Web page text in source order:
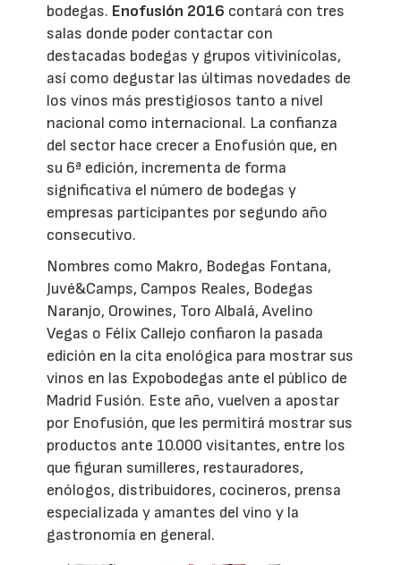
bodegas. Enofusión 2016 contará con tres
salas donde poder contactar con
destacadas bodegas y grupos vitivinícolas,
así como degustar las últimas novedades de
los vinos más prestigiosos tanto a nivel
nacional como internacional. La confianza
del sector hace crecer a Enofusión que, en
su 6ª edición, incrementa de forma
significativa el número de bodegas y
empresas participantes por segundo año
consecutivo.
Nombres como Makro, Bodegas Fontana,
Juvé&Camps, Campos Reales, Bodegas
Naranjo, Orowines, Toro Albalá, Avelino
Vegas o Félix Callejo confiaron la pasada
edición en la cita enológica para mostrar sus
vinos en las Expobodegas ante el público de
Madrid Fusión. Este año, vuelven a apostar
por Enofusión, que les permitirá mostrar sus
productos ante 10.000 visitantes, entre los
que figuran sumilleres, restauradores,
enólogos, distribuidores, cocineros, prensa
especializada y amantes del vino y la
gastronomía en general.